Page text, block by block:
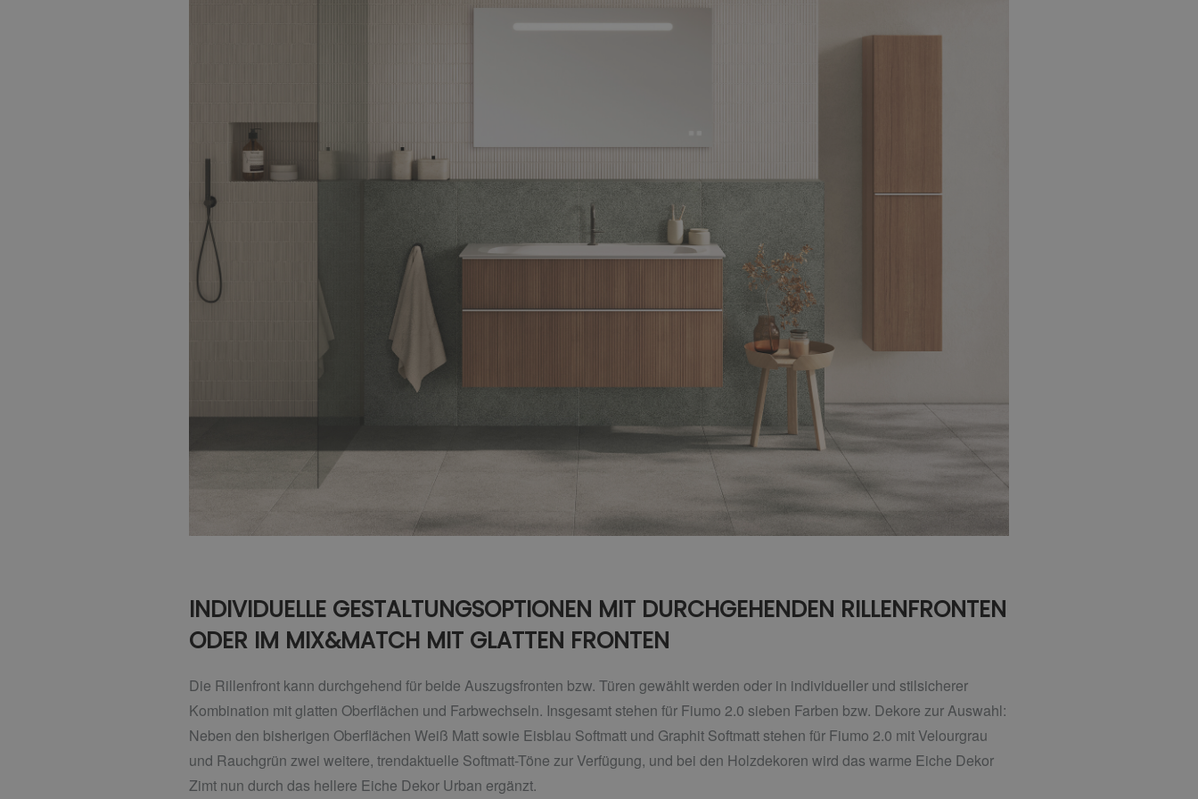
INDIVIDUELLE GESTALTUNGSOPTIONEN MIT DURCHGEHENDEN RILLENFRONTEN
ODER IM MIX&MATCH MIT GLATTEN FRONTEN
Die Rillenfront kann durchgehend für beide Auszugsfronten bzw. Türen gewählt werden oder in individueller und stilsicherer
Kombination mit glatten Oberflächen und Farbwechseln. Insgesamt stehen für Fiumo 2.0 sieben Farben bzw. Dekore zur Auswahl:
Neben den bisherigen Oberflächen Weiß Matt sowie Eisblau Softmatt und Graphit Softmatt stehen für Fiumo 2.0 mit Velourgrau
und Rauchgrün zwei weitere, trendaktuelle Softmatt-Töne zur Verfügung, und bei den Holzdekoren wird das warme Eiche Dekor
Zimt nun durch das hellere Eiche Dekor Urban ergänzt.